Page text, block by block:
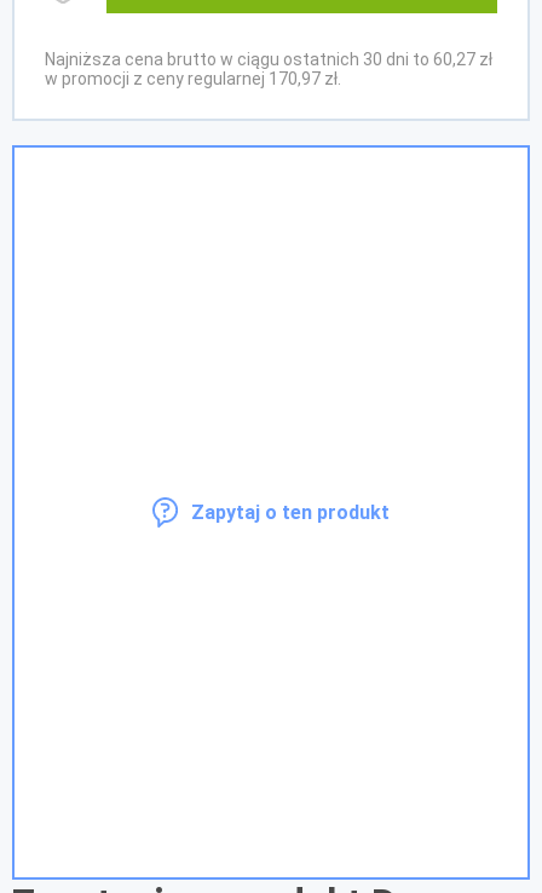
Najniższa cena brutto w ciągu ostatnich 30 dni to 60,27 zł
w promocji z ceny regularnej 170,97 zł.
Zapytaj o ten produkt